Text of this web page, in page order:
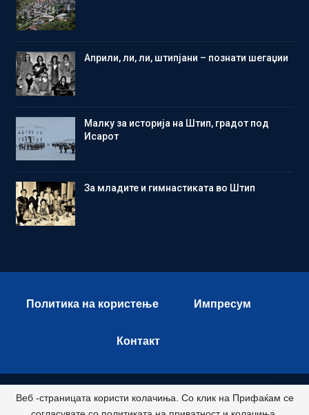
Aприли, ли, ли, штипјани – познати шегаџии
Малку за историја на Штип, градот под
Исарот
Зa младите и гимнастиката во Штип
Политика на користење Импресум
Контакт
© 2026 - Istok Press. All Rights Reserved.
Веб -страницата користи колачиња. Со клик на Прифаќам се